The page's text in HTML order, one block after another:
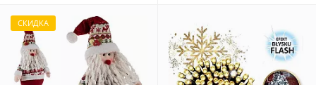
СКИДКА